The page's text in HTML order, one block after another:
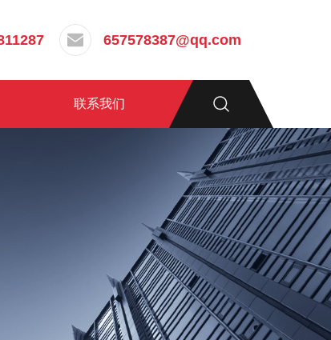
657578387@qq.com
联系我们